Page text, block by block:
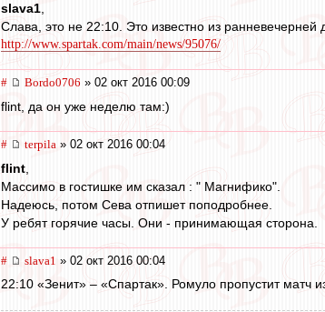
slava1,
Слава, это не 22:10. Это известно из ранневечерней
http://www.spartak.com/main/news/95076/
# Bordo0706 » 02 окт 2016 00:09
flint, да он уже неделю там:)
# terpila » 02 окт 2016 00:04
flint
Массимо в гостишке им сказал : " Магнифико".
Надеюсь, потом Сева отпишет поподробнее.
У ребят горячие часы. Они - принимающая сторона.
# slava1 » 02 окт 2016 00:04
22:10 «Зенит» – «Спартак». Ромуло пропустит матч